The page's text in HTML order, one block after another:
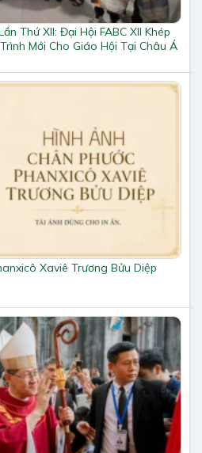
Thứ XII: Đại Hội FABC XII Khép
Mới Cho Giáo Hội Tại Châu Á
Xaviê Trương Bửu Diệp